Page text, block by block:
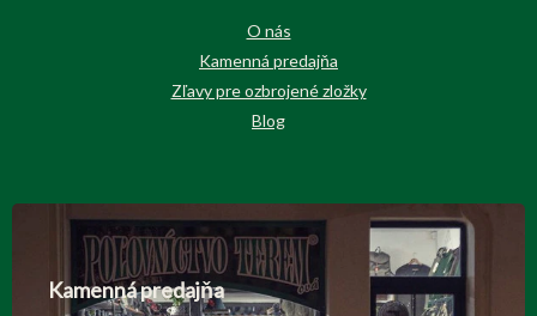
O nás
Kamenná predajňa
Zľavy pre ozbrojené zložky
Blog
Kamenná predajňa